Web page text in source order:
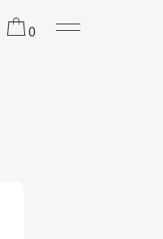
2026 PREFALL
0